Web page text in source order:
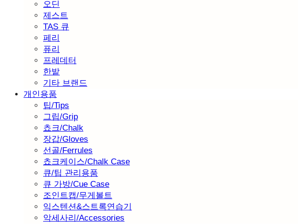
오딘
제스트
TAS 큐
페리
퓨리
프레데터
한밭
기타 브랜드
개인용품
팁/Tips
그립/Grip
쵸크/Chalk
장갑/Gloves
선골/Ferrules
쵸크케이스/Chalk Case
큐/팁 관리용품
큐 가방/Cue Case
조인트캡/무게볼트
익스텐션&스트록연습기
악세사리/Accessories